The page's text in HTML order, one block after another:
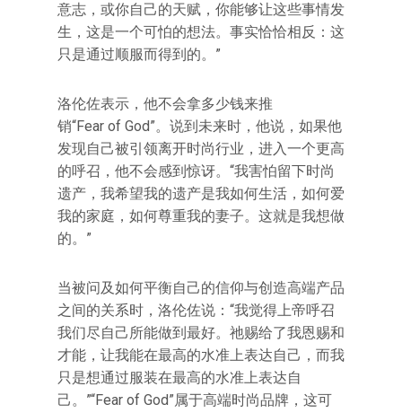
意志，或你自己的天赋，你能够让这些事情发
生，这是一个可怕的想法。事实恰恰相反：这
只是通过顺服而得到的。”
洛伦佐表示，他不会拿多少钱来推
销“Fear of God”。说到未来时，他说，如果他
发现自己被引领离开时尚行业，进入一个更高
的呼召，他不会感到惊讶。“我害怕留下时尚
遗产，我希望我的遗产是我如何生活，如何爱
我的家庭，如何尊重我的妻子。这就是我想做
的。”
当被问及如何平衡自己的信仰与创造高端产品
之间的关系时，洛伦佐说：“我觉得上帝呼召
我们尽自己所能做到最好。祂赐给了我恩赐和
才能，让我能在最高的水准上表达自己，而我
只是想通过服装在最高的水准上表达自
己。”“Fear of God”属于高端时尚品牌，这可